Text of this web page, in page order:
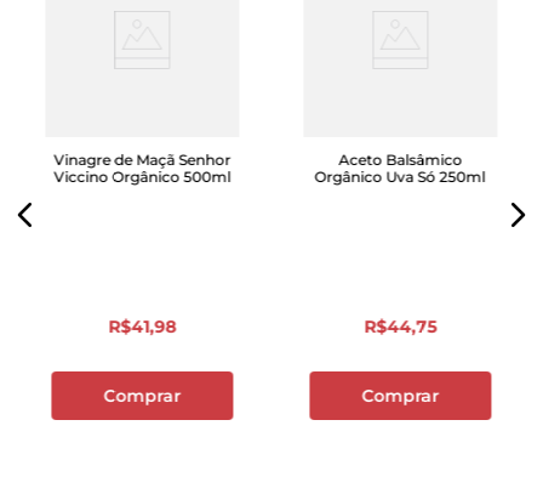
Vinagre de Maçã Senhor
Viccino Orgânico 500ml
R$41,98
Comprar
Aceto Balsâmico
Orgânico Uva Só 250ml
R$44,75
Comprar